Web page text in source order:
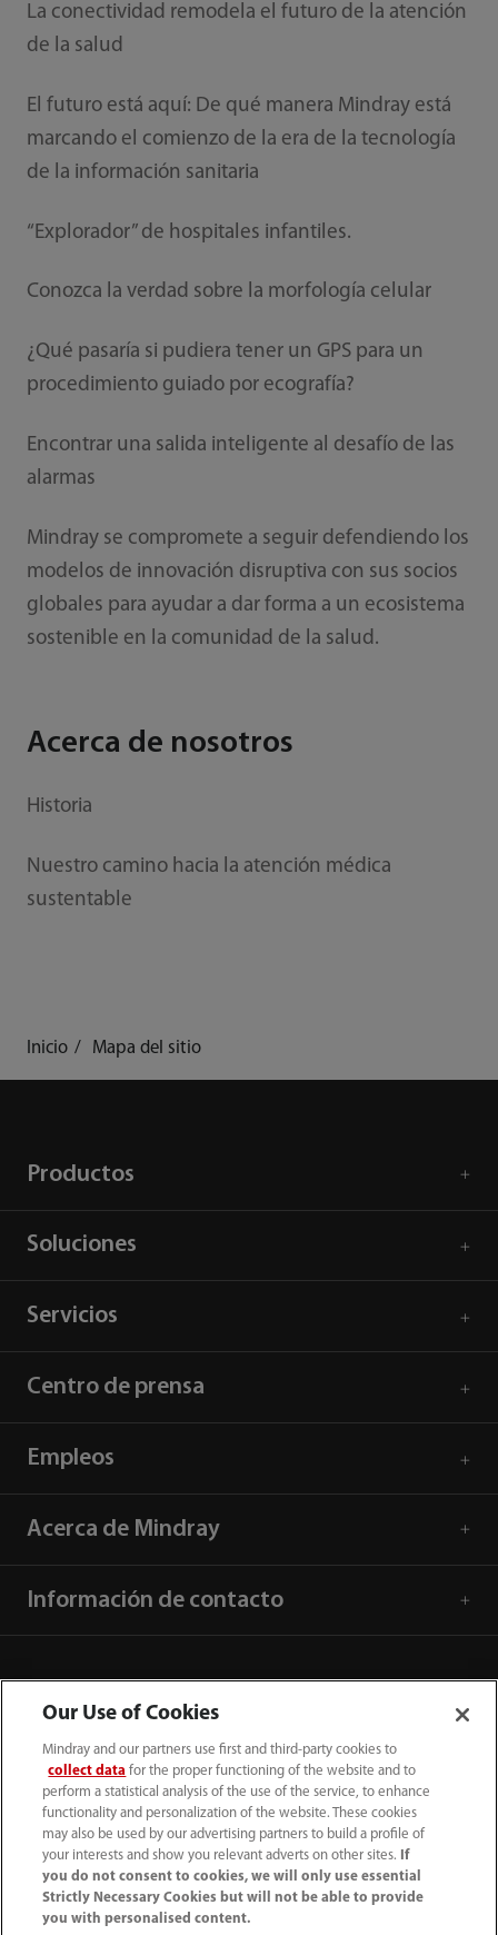
La conectividad remodela el futuro de la atención
de la salud
El futuro está aquí: De qué manera Mindray está
marcando el comienzo de la era de la tecnología
de la información sanitaria
“Explorador” de hospitales infantiles.
Conozca la verdad sobre la morfología celular
¿Qué pasaría si pudiera tener un GPS para un
procedimiento guiado por ecografía?
Encontrar una salida inteligente al desafío de las
alarmas
Mindray se compromete a seguir defendiendo los
modelos de innovación disruptiva con sus socios
globales para ayudar a dar forma a un ecosistema
sostenible en la comunidad de la salud.
Acerca de nosotros
Historia
Nuestro camino hacia la atención médica
sustentable
Inicio Mapa del sitio
Productos
Soluciones
Servicios
Centro de prensa
Empleos
Acerca de Mindray
Información de contacto
52 55 5661 9450
Our Use of Cookies
Mindray and our partners use first and third-party cookies to
collect data for the proper functioning of the website and to
perform a statistical analysis of the use of the service, to enhance
functionality and personalization of the website. These cookies
may also be used by our advertising partners to build a profile of
your interests and show you relevant adverts on other sites.
If
you do not consent to cookies, we will only use essential
Strictly Necessary Cookies but will not be able to provide
you with personalised content.